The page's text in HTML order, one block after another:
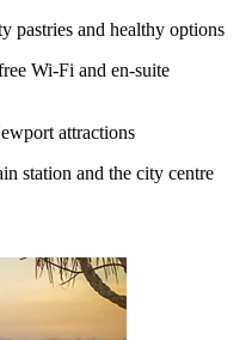
pastries and healthy options
Wi-Fi and en-suite
attractions
station and the city centre